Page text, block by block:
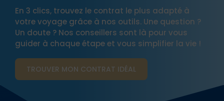
En 3 clics, trouvez le contrat le plus adapté à
votre voyage grâce à nos outils. Une question ?
Un doute ? Nos conseillers sont là pour vous
guider à chaque étape et vous simplifier la vie !
TROUVER MON CONTRAT​ IDÉAL